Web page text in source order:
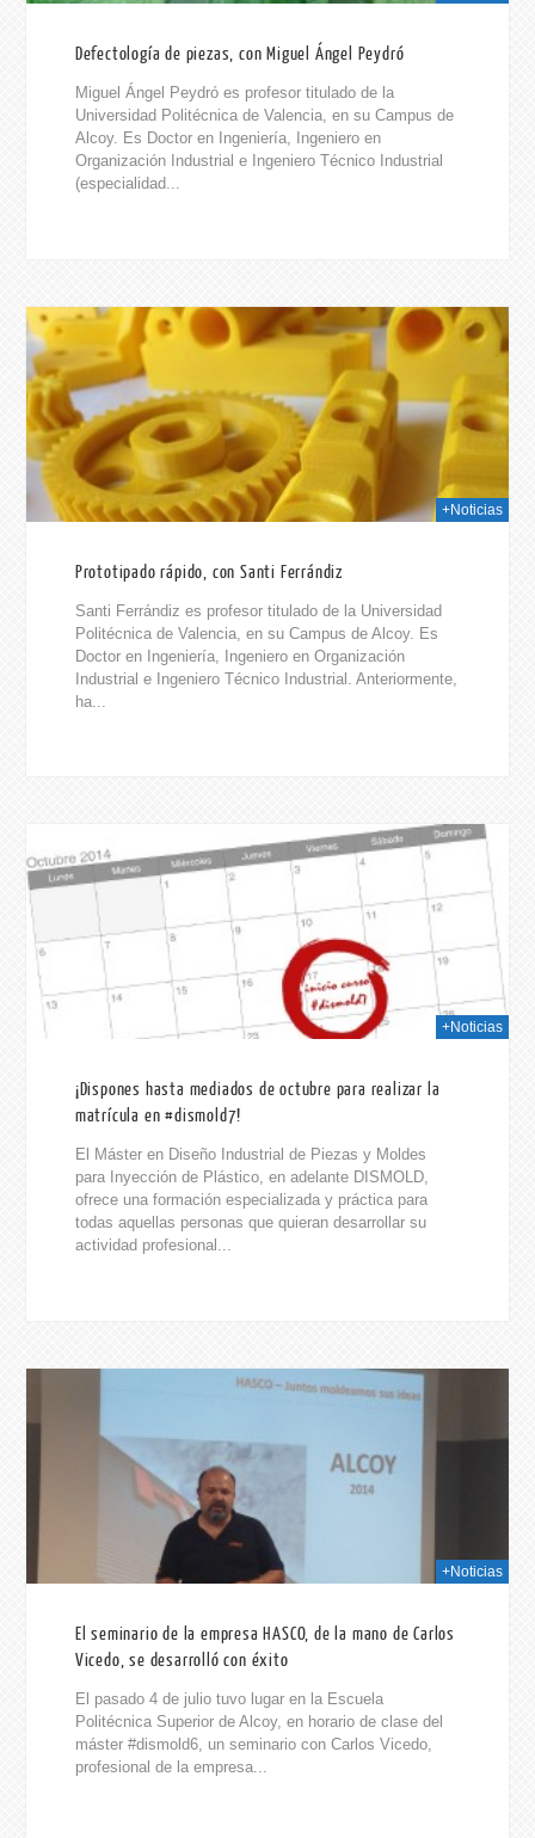
Defectología de piezas, con Miguel Ángel Peydró
Miguel Ángel Peydró es profesor titulado de la
Universidad Politécnica de Valencia, en su Campus de
Alcoy. Es Doctor en Ingeniería, Ingeniero en
Organización Industrial e Ingeniero Técnico Industrial
(especialidad...
+Noticias
Prototipado rápido, con Santi Ferrándiz
Santi Ferrándiz es profesor titulado de la Universidad
Politécnica de Valencia, en su Campus de Alcoy. Es
Doctor en Ingeniería, Ingeniero en Organización
Industrial e Ingeniero Técnico Industrial. Anteriormente,
ha...
+Noticias
¡Dispones hasta mediados de octubre para realizar la
matrícula en #dismold7!
El Máster en Diseño Industrial de Piezas y Moldes
para Inyección de Plástico, en adelante DISMOLD,
ofrece una formación especializada y práctica para
todas aquellas personas que quieran desarrollar su
actividad profesional...
+Noticias
El seminario de la empresa HASCO, de la mano de Carlos
Vicedo, se desarrolló con éxito
El pasado 4 de julio tuvo lugar en la Escuela
Politécnica Superior de Alcoy, en horario de clase del
máster #dismold6, un seminario con Carlos Vicedo,
profesional de la empresa...